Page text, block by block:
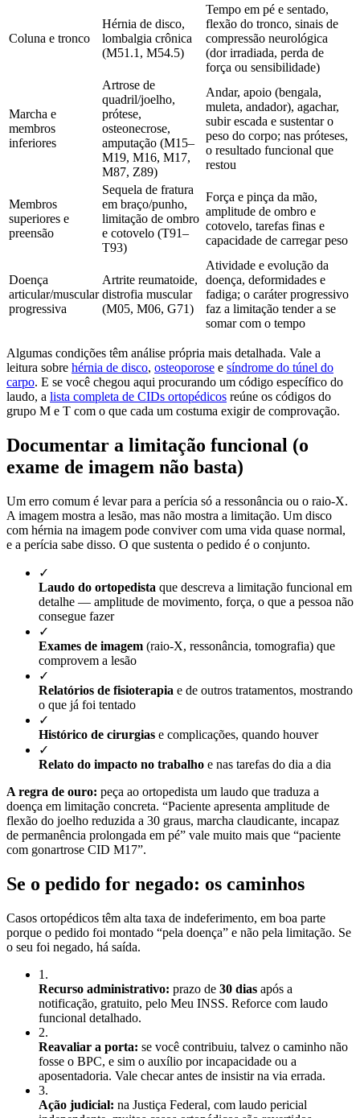
Coluna e tronco
Hérnia de disco,
lombalgia crônica
(M51.1, M54.5)
Tempo em pé e sentado,
flexão do tronco, sinais de
compressão neurológica
(dor irradiada, perda de
força ou sensibilidade)
Marcha e
membros
inferiores
Artrose de
quadril/joelho,
prótese,
osteonecrose,
amputação (M15–
M19, M16, M17,
M87, Z89)
Andar, apoio (bengala,
muleta, andador), agachar,
subir escada e sustentar o
peso do corpo; nas próteses,
o resultado funcional que
restou
Membros
superiores e
preensão
Sequela de fratura
em braço/punho,
limitação de ombro
e cotovelo (T91–
T93)
Força e pinça da mão,
amplitude de ombro e
cotovelo, tarefas finas e
capacidade de carregar peso
Doença
articular/muscular
progressiva
Artrite reumatoide,
distrofia muscular
(M05, M06, G71)
Atividade e evolução da
doença, deformidades e
fadiga; o caráter progressivo
faz a limitação tender a se
somar com o tempo
Algumas condições têm análise própria mais detalhada. Vale a
leitura sobre hérnia de disco, osteoporose e síndrome do túnel do
carpo. E se você chegou aqui procurando um código específico do
laudo, a lista completa de CIDs ortopédicos reúne os códigos do
grupo M e T com o que cada um costuma exigir de comprovação.
Documentar a limitação funcional (o
exame de imagem não basta)
Um erro comum é levar para a perícia só a ressonância ou o raio-X.
A imagem mostra a lesão, mas não mostra a limitação. Um disco
com hérnia na imagem pode conviver com uma vida quase normal,
e a perícia sabe disso. O que sustenta o pedido é o conjunto.
✓
Laudo do ortopedista que descreva a limitação funcional em
detalhe — amplitude de movimento, força, o que a pessoa não
consegue fazer
✓
Exames de imagem (raio-X, ressonância, tomografia) que
comprovem a lesão
✓
Relatórios de fisioterapia e de outros tratamentos, mostrando
o que já foi tentado
✓
Histórico de cirurgias e complicações, quando houver
✓
Relato do impacto no trabalho e nas tarefas do dia a dia
A regra de ouro: peça ao ortopedista um laudo que traduza a
doença em limitação concreta. “Paciente apresenta amplitude de
flexão do joelho reduzida a 30 graus, marcha claudicante, incapaz
de permanência prolongada em pé” vale muito mais que “paciente
com gonartrose CID M17”.
Se o pedido for negado: os caminhos
Casos ortopédicos têm alta taxa de indeferimento, em boa parte
porque o pedido foi montado “pela doença” e não pela limitação. Se
o seu foi negado, há saída.
1 .
Recurso administrativo: prazo de 30 dias após a
notificação, gratuito, pelo Meu INSS. Reforce com laudo
funcional detalhado.
2.
Reavaliar a porta: se você contribuiu, talvez o caminho não
fosse o BPC, e sim o auxílio por incapacidade ou a
aposentadoria. Vale checar antes de insistir na via errada.
3.
Ação judicial: na Justiça Federal, com laudo pericial